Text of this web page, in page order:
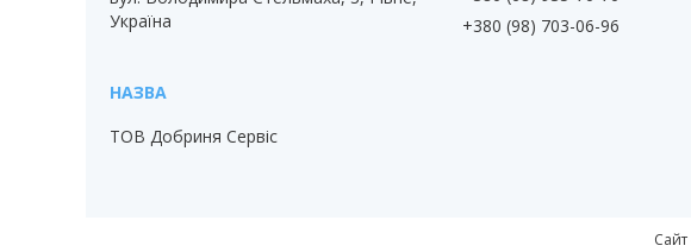
Україна
ТОВ Добриня Сервіс
+380 (98) 703-06-96